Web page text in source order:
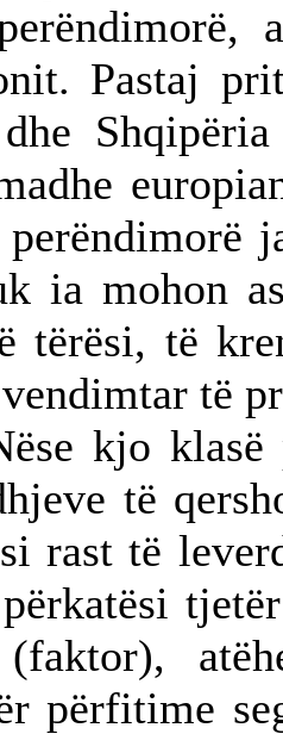
Pastaj
perëndimorë
ia mohon
tërësi, të
të
kjo
të
rast të
përfitime